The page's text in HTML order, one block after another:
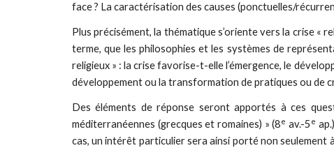
face ? La caractérisation des causes (ponctuelles/
Plus précisément, la thématique s’oriente vers la crise «
terme, que les philosophies et les systèmes de
religieux » : la crise favorise-t-elle l’émergence, le
développement ou la transformation de pratiques ou de
Des éléments de réponse seront apportés à ces
méditerranéennes (grecques et romaines) » (8e av.-5e
cas, un intérêt particulier sera ainsi porté non seulement